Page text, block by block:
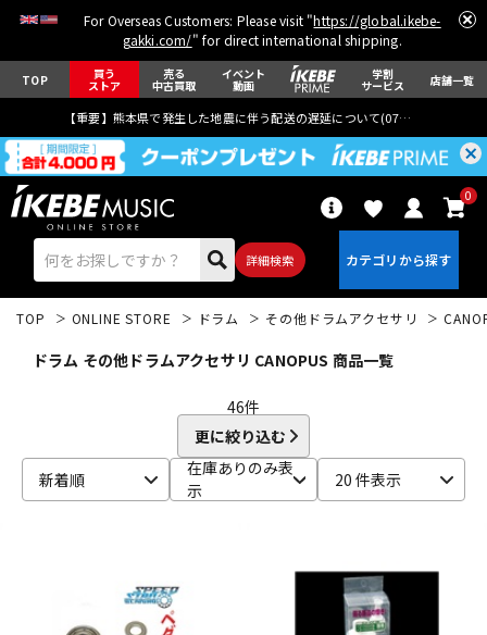
For Overseas Customers: Please visit "https://global.ikebe-
gakki.com/" for direct international shipping.
TOP 買う
ストア
売る
中古買取
イベント
動画
学割
サービス 店舗一覧
【重要】熊本県で発生した地震に伴う配送の遅延について(07月29日
詳細検索
0
ドラム パーカッション
TOP ONLINE STORE ドラム その他ドラムアクセサリ
ドラム その他ドラムアクセサリ CANOPUS 商品一覧
46件
更に絞り込む
新着順
在庫ありのみ表
示
20 件表示